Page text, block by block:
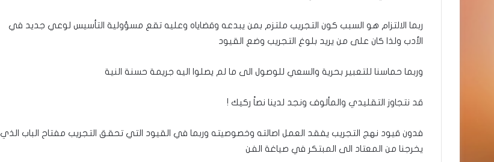
ربما الالتزام هو السبب كون التجريب ملتزم بمن يبدعه وقضاياه وعليه تقع مسؤولية التأسيس لوعي جديد في
الأدب ولذا كان على من يريد بلوغ التجريب وضع القيود
وربما حماسنا للتعبير بحرية والسعي للوصول الى ما لم يصلوا اليه جريمة حسنة النية
قد نتجاوز التقليدي والمألوف ونجد لدينا نصاً ركيك !
فدون قيود نهج التجريب يفقد العمل اصالته وخصوصيته وربما في القيود التي تحقق التجريب مفتاح الباب الذي
يخرجنا من المعتاد الى المبتكر في صياغة الفن